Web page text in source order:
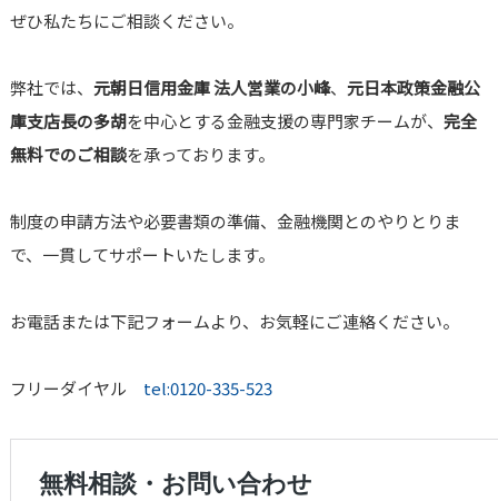
ぜひ私たちにご相談ください。
弊社では、 元朝日信用金庫 法人営業の小峰、 元日本政策金融公
庫支店長の多胡を中心とする金融支援の専門家チームが、 完全
無料でのご相談を承っております。
制度の申請方法や必要書類の準備、金融機関とのやりとりま
で、一貫してサポートいたします。
お電話または下記フォームより、お気軽にご連絡ください。
フリーダイヤル tel:0120-335-523